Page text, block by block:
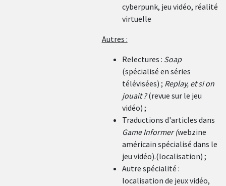
cyberpunk, jeu vidéo, réalité
virtuelle
Autres :
Relectures : Soap
(spécialisé en séries
télévisées) ; Replay, et si on
jouait ?(revue sur le jeu
vidéo) ;
Traductions d'articles dans
Game Informer (webzine
américain spécialisé dans le
jeu vidéo).(localisation) ;
Autre spécialité :
localisation de jeux vidéo,